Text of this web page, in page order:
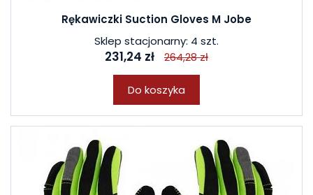
Rękawiczki Suction Gloves M Jobe
Sklep stacjonarny: 4 szt.
231,24 zł 264,28 zł
Do koszyka